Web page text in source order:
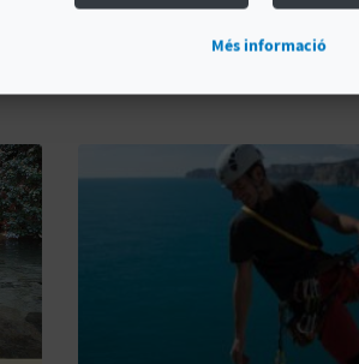
Més informació